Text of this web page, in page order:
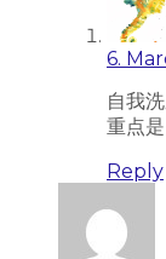
6.
自我
重点
Reply